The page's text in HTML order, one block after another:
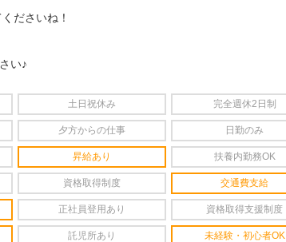
ださいね！
い♪
土日祝休み 完全週休2日制
夕方からの仕事 日勤のみ
昇給あり 扶養内勤務OK
資格取得制度 交通費支給
正社員登用あり 資格取得支援制度
託児所あり 未経験・初心者OK